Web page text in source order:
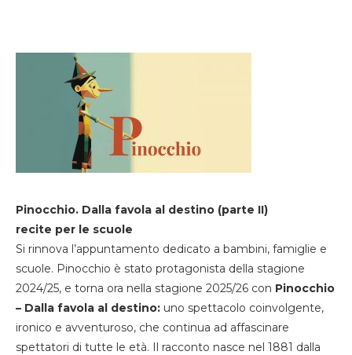
Pinocchio. Dalla favola al destino (parte II)
recite per le scuole
Si rinnova l’appuntamento dedicato a bambini, famiglie e
scuole. Pinocchio è stato protagonista della stagione
2024/25, e torna ora nella stagione 2025/26 con Pinocchio
– Dalla favola al destino: uno spettacolo coinvolgente,
ironico e avventuroso, che continua ad affascinare
spettatori di tutte le età. Il racconto nasce nel 1881 dalla